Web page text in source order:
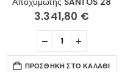
3.341,80 €
ΠΡΟΣΘΉΚΗ ΣΤΟ ΚΑΛΆΘΙ